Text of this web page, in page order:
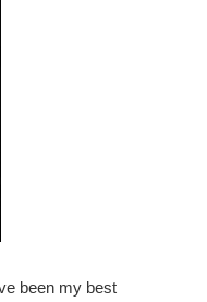
been my best